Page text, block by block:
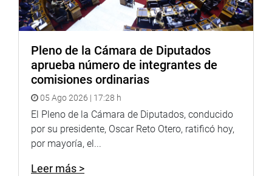
Pleno de la Cámara de Diputados
aprueba número de integrantes de
comisiones ordinarias
05 Ago 2026 | 17:28 h
El Pleno de la Cámara de Diputados, conducido
por su presidente, Oscar Reto Otero, ratificó hoy,
por mayoría, el...
Leer más >